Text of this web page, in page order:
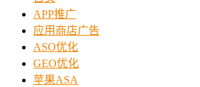
APP推广
应用商店广告
ASO优化
GEO优化
苹果ASA